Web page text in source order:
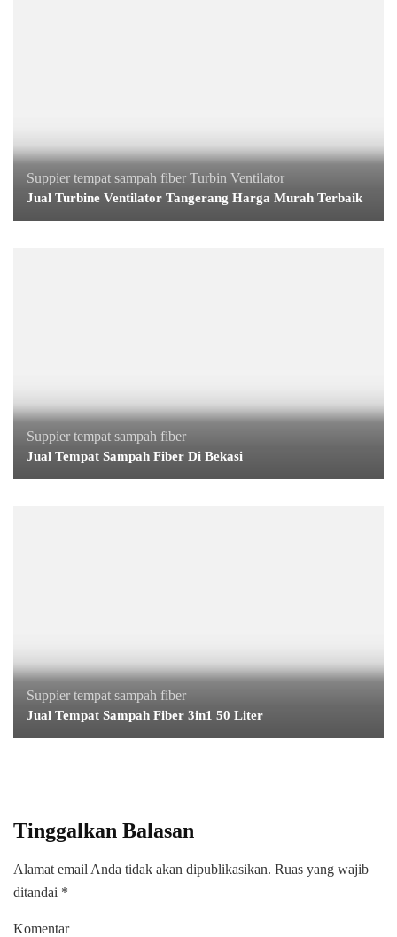
Suppier tempat sampah fiber Turbin Ventilator
Jual Turbine Ventilator Tangerang Harga Murah Terbaik
Suppier tempat sampah fiber
Jual Tempat Sampah Fiber Di Bekasi
Suppier tempat sampah fiber
Jual Tempat Sampah Fiber 3in1 50 Liter
Tinggalkan Balasan
Alamat email Anda tidak akan dipublikasikan. Ruas yang wajib
ditandai *
Komentar